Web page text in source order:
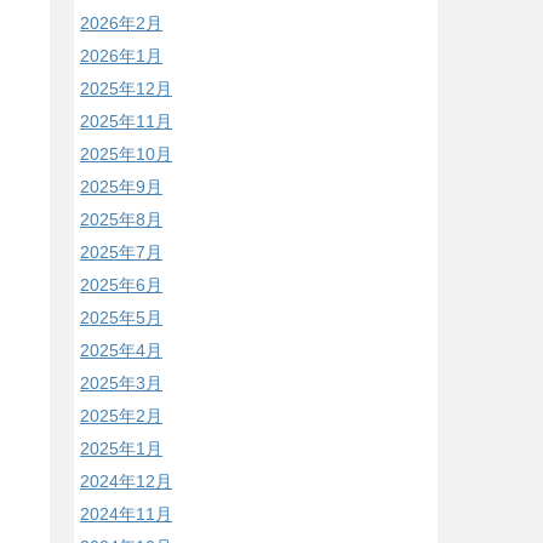
2026年2月
2026年1月
2025年12月
2025年11月
2025年10月
2025年9月
2025年8月
2025年7月
2025年6月
2025年5月
2025年4月
2025年3月
2025年2月
2025年1月
2024年12月
2024年11月